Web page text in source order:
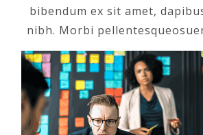
bibendum ex sit amet,
nibh. Morbi